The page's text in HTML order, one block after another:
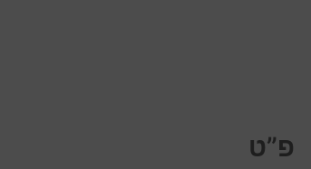
פ”ט